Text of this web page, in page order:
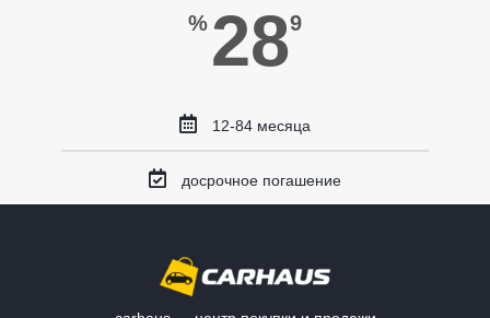
% 289
12-84 месяца
досрочное погашение